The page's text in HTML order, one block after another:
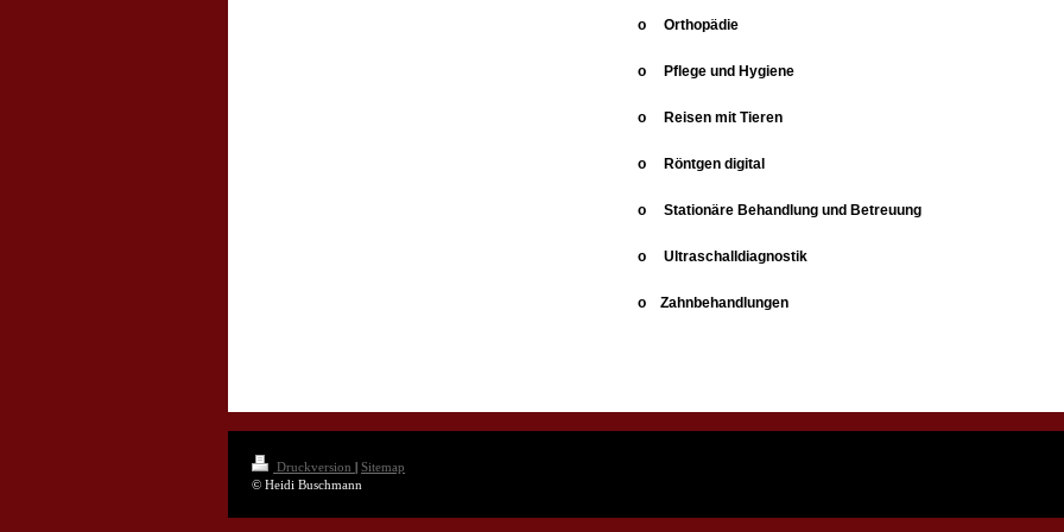
o Orthopädie
o Pflege und Hygiene
o Reisen mit Tieren
o Röntgen digital
o Stationäre Behandlung und Betreuung
o Ultraschalldiagnostik
o Zahnbehandlungen
Druckversion | Sitemap
© Heidi Buschmann